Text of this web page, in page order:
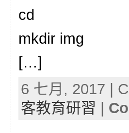
cd
mkdir img
[…]
6 七月, 2017 |
客教育研習